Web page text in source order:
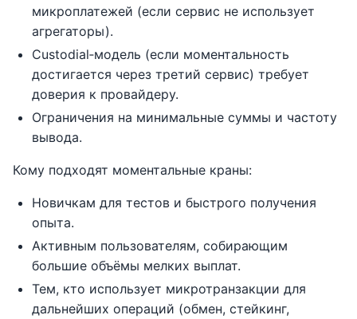
микроплатежей (если сервис не использует
агрегаторы).
Custodial‑модель (если моментальность
достигается через третий сервис) требует
доверия к провайдеру.
Ограничения на минимальные суммы и частоту
вывода.
Кому подходят моментальные краны:
Новичкам для тестов и быстрого получения
опыта.
Активным пользователям, собирающим
большие объёмы мелких выплат.
Тем, кто использует микротранзакции для
дальнейших операций (обмен, стейкинг,